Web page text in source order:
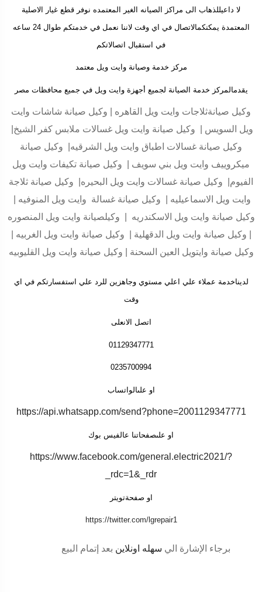
لا داعيللذهاب الى مراكز الصيانه الغير المعتمده نوفر قطع غيار الاصلية
المعتمدة يمكنكمالاتصال في اي وقت لاننا نعمل في خدمتكم طوال 24 ساعه
في استقبال اتصالاتكم
مركز خدمة وصيانة وايت ويل معتمد
يقدمالمركز خدمة الصيانة لجميع أجهزة وايت ويل في جميع محافظات مصر
وكيل صيانةثلاجات وايت ويل القاهره | وكيل صيانة شاشات وايت
ويل السويس | وكيل صيانة وايت ويل غسالات ملابس كفر الشيخ|
وكيل صيانة غسالات اطباق وايت ويل الشرقيه| وكيل صيانة
ميكروييف وايت ويل بني سويف | وكيل صيانة تكيفات وايت ويل
الفيوم| وكيل صيانة غسالات وايت ويل البحيره| وكيل صيانة ثلاجة
وايت ويل الاسماعيليه | وكيل صيانة غسالة وايت ويل المنوفيه |
وكيل صيانة وايت ويل الاسكندريه | وكيلصيانة وايت ويل المنصوره
| وكيل صيانة وايت ويل الدقهلية | وكيل صيانة وايت ويل الغربيه |
وكيل صيانة وايتويل العين السحنة | وكيل صيانة وايت ويل القليوبيه
لديناخدمة عملاء علي اعلي مستوي وجاهزين للرد علي استفسارتكم في اي
وقت
اتصل الانعلى
01129347771
0235700994
او علىالواتساب
https://api.whatsapp.com/send?phone=2001129347771
او علىصفحاتنا عالفيس بوك
https://www.facebook.com/general.electric2021/?
_rdc=1&_rdr
او صفحةتويتر
https://twitter.com/lgrepair1
برجاء الإشارة الي سهله اونلاين بعد إتمام البيع